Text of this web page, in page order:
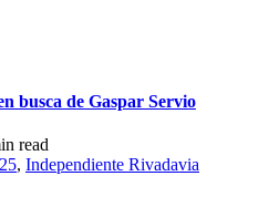
busca de Gaspar Servio
read
, Independiente Rivadavia